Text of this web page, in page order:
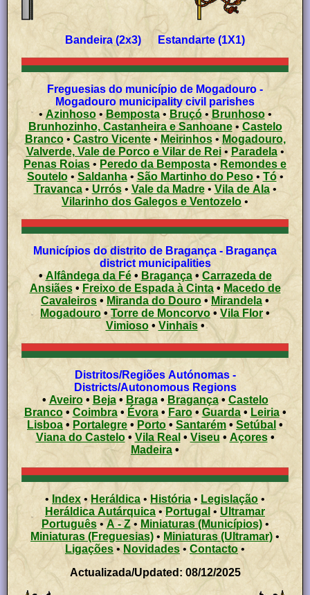
Bandeira (2x3) Estandarte (1X1)
Freguesias do município de Mogadouro -
Mogadouro municipality civil parishes
• Azinhoso•Bemposta• Bruçó• Brunhoso•
Brunhozinho, Castanheira e Sanhoane • Castelo
Branco• Castro Vicente• Meirinhos•Mogadouro,
Valverde, Vale de Porco e Vilar de Rei•Paradela•
Penas Roias • Peredo da Bemposta • Remondes e
Soutelo• Saldanha• São Martinho do Peso • Tó•
Travanca• Urrós• Vale da Madre•Vila de Ala•
Vilarinho dos Galegos e Ventozelo •
Municípios do distrito de Bragança - Bragança
district municipalities
•Alfândega da Fé• Bragança• Carrazeda de
Ansiães• Freixo de Espada à Cinta• Macedo de
Cavaleiros• Miranda do Douro •Mirandela •
Mogadouro •Torre de Moncorvo• Vila Flor•
Vimioso• Vinhais•
Distritos/Regiões Autónomas -
Districts/Autonomous Regions
•Aveiro• Beja• Braga• Bragança• Castelo
Branco• Coimbra• Évora• Faro• Guarda• Leiria•
Lisboa • Portalegre • Porto • Santarém • Setúbal •
Viana do Castelo• Vila Real • Viseu • Açores •
Madeira •
• Index • Heráldica • História • Legislação •
Heráldica Autárquica•Portugal • Ultramar
Português•A - Z• Miniaturas (Municípios)•
Miniaturas (Freguesias) • Miniaturas (Ultramar) •
Ligações • Novidades •Contacto•
Actualizada/Updated: 08/12/2025